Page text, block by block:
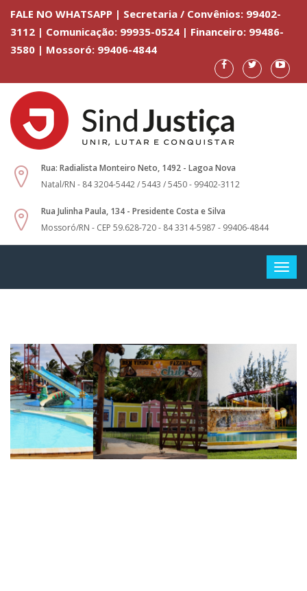
FALE NO WHATSAPP | Secretaria / Convênios: 99402-
3112 | Comunicação: 99935-0524 | Financeiro: 99486-
3580 | Mossoró: 99406-4844
Rua: Radialista Monteiro Neto, 1492 - Lagoa Nova
Natal/RN - 84 3204-5442 / 5443 / 5450 - 99402-3112
Rua Julinha Paula, 134 - Presidente Costa e Silva
Mossoró/RN - CEP 59.628-720 - 84 3314-5987 - 99406-4844